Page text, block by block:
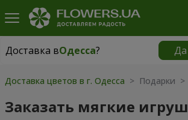
Доставка вОдесса? Да
Доставка вОдесса
Доставка цветов в г. Одесса > Подарки >
Заказать мягкие